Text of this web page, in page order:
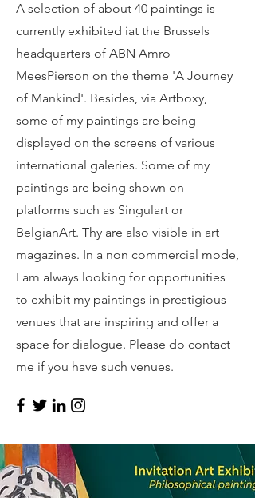
A selection of about 40 paintings is
currently exhibited iat the Brussels
headquarters of ABN Amro
MeesPierson on the theme 'A Journey
of Mankind'. Besides, via Artboxy,
some of my paintings are being
displayed on the screens of various
international galeries. Some of my
paintings are being shown on
platforms such as Singulart or
BelgianArt. Thy are also visible in art
magazines. In a non commercial mode,
I am always looking for opportunities
to exhibit my paintings in prestigious
venues that are inspiring and offer a
space for dialogue. Please do contact
me if you have such venues.